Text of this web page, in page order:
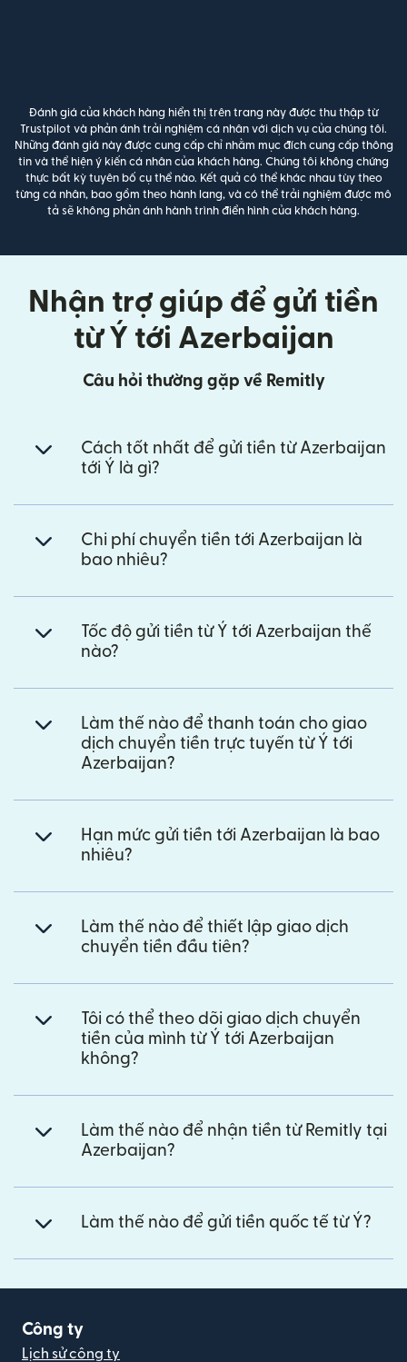
Đánh giá của khách hàng hiển thị trên trang này được thu thập từ
Trustpilot và phản ánh trải nghiệm cá nhân với dịch vụ của chúng tôi.
Những đánh giá này được cung cấp chỉ nhằm mục đích cung cấp thông
tin và thể hiện ý kiến cá nhân của khách hàng. Chúng tôi không chứng
thực bất kỳ tuyên bố cụ thể nào. Kết quả có thể khác nhau tùy theo
từng cá nhân, bao gồm theo hành lang, và có thể trải nghiệm được mô
tả sẽ không phản ánh hành trình điển hình của khách hàng.
Nhận trợ giúp để gửi tiền
từ Ý tới Azerbaijan
Câu hỏi thường gặp về Remitly
Cách tốt nhất để gửi tiền từ Azerbaijan
tới Ý là gì?
Chi phí chuyển tiền tới Azerbaijan là
bao nhiêu?
Tốc độ gửi tiền từ Ý tới Azerbaijan thế
nào?
Làm thế nào để thanh toán cho giao
dịch chuyển tiền trực tuyến từ Ý tới
Azerbaijan?
Hạn mức gửi tiền tới Azerbaijan là bao
nhiêu?
Làm thế nào để thiết lập giao dịch
chuyển tiền đầu tiên?
Tôi có thể theo dõi giao dịch chuyển
tiền của mình từ Ý tới Azerbaijan
không?
Làm thế nào để nhận tiền từ Remitly tại
Azerbaijan?
Làm thế nào để gửi tiền quốc tế từ Ý?
Công ty
Lịch sử công ty